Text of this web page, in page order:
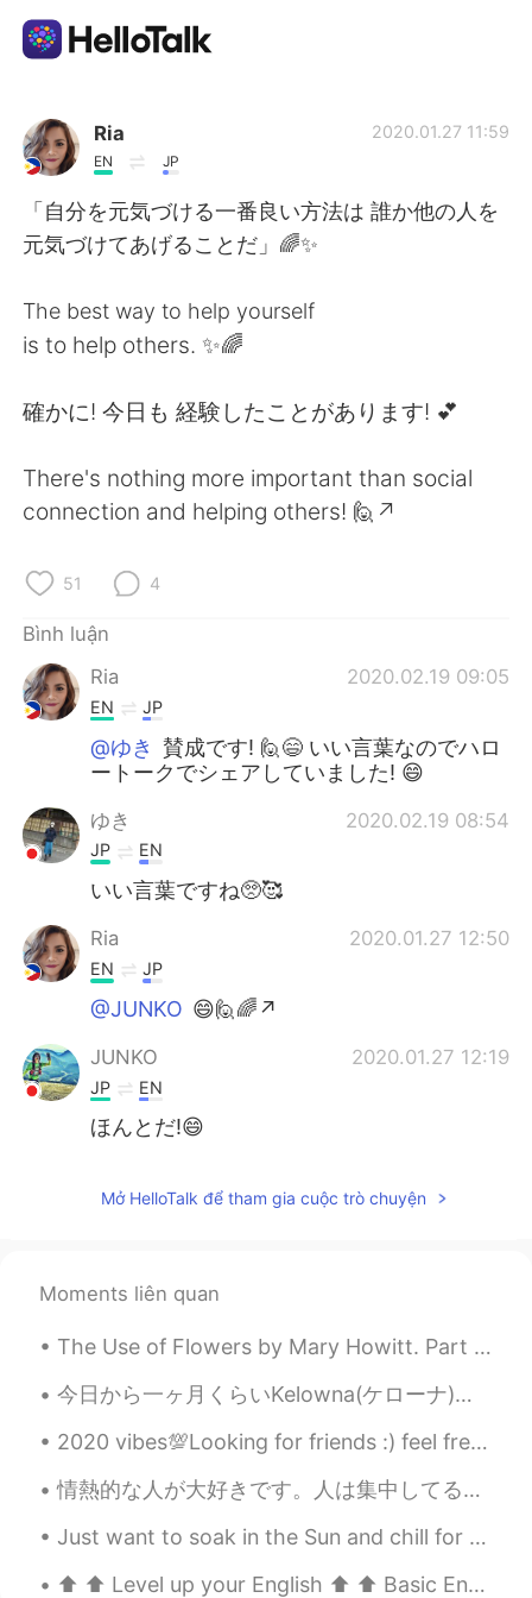
Ứng dụng trao đổi ngôn ngữ
AI Grammar Checker
Tiếng Việt
English
繁體中文 Español
العربية Français
ไทย
Italiano
Português
Ria
EN JP
2020.01.27 11:59
「自分を元気づける一番良い方法は 誰か他の人を
元気づけてあげることだ」🌈✨
The best way to help yourself
is to help others. ✨🌈
確かに! 今日も 経験したことがあります! 💕
There's nothing more important than social
connection and helping others! 🙋↗
51 4
Bình luận
Ria
2020.02.19 09:05
EN JP
@ゆき 賛成です! 🙋😄 いい言葉なのでハロ
ートークでシェアしていました! 😄
ゆき 2020.02.19 08:54
JP EN
いい言葉ですね🥺🥰
Ria 2020.01.27 12:50
EN JP
@JUNKO 😄🙋🌈↗
JUNKO 2020.01.27 12:19
JP EN
ほんとだ!😄
Mở HelloTalk để tham gia cuộc trò chuyện
Moments liên quan
The Use of Flowers by Mary Howitt. Part 2 of 2. Our outward life requires them not,— Then whe...
今日から一ヶ月くらいKelowna(ケローナ)行くことになった。ケローナまで車で4時間くらいかかる。都会で運転するの嫌いけど、高速で運転するのめっちゃ好き。特にいい天気で、景色がいいとこで音楽を...
2020 vibes💯Looking for friends :) feel free to send a message! 友達になろう！私は英語を教えるために全力を尽くします！日本語も頑張...
情熱的な人が大好きです。人は集中してるときに1番綺麗だと思います！😌😌💕 I love people who are very passionate about things they like...
Just want to soak in the Sun and chill for my birthday. And of course 和食 for dinner 😄 Playing: B...
⬆️ ⬆️ Level up your English ⬆️ ⬆️ Basic English: “Would you like to go on a date with me this ...